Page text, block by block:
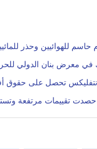
في معرض بنان الدولي
تحصل على حقوق أفلام سوني